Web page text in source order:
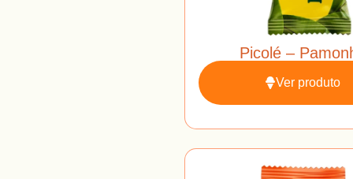
Picolé –
Ver produto